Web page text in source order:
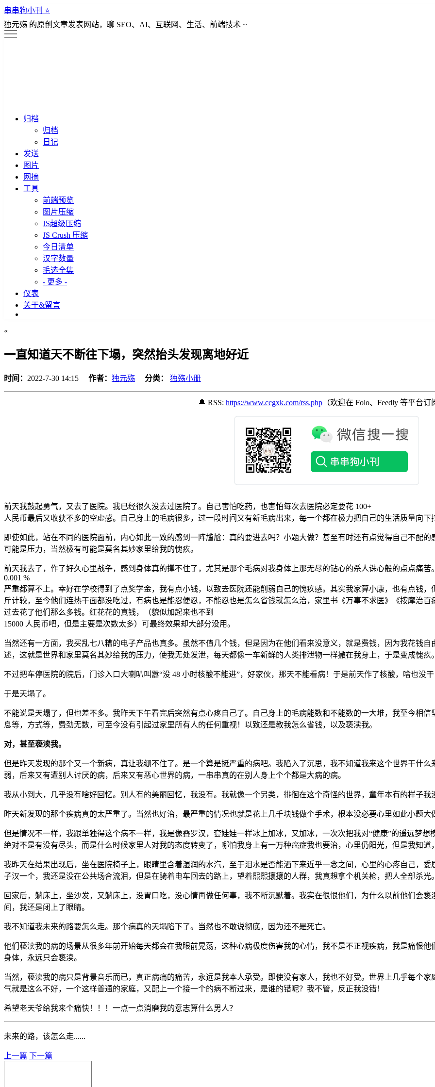
串串狗小刊 ⭐️
独元殇 的原创文章发表网站，聊 SEO、AI、互联网、生活、前端技术 ~
归档
归档
日记
发送
图片
网摘
工具
前端预览
图片压缩
JS超级压缩
JS Crush 压缩
今日清单
汉字数量
毛选全集
- 更多 -
仪表
关于&留言
«
一直知道天不断往下塌，突然抬头发现离地好近
时间： 2022-7-30 14:15 作者： 独元殇 分类： 独殇小册
🔔 RSS: https://www.ccgxk.com/rss.php （欢迎在 Folo、Feedly 等平台
前天我鼓起勇气，又去了医院。我已经很久没去过医院了。自己害怕吃药，也害怕每次去医院必定要花 100+
人民币最后又收获不多的空虚感。自己身上的毛病很多，过一段时间又有新毛病出来，每一个都在极力把自己的生活质量向
即使如此，站在不同的医院面前，内心如此一致的感到一阵尴尬：真的要进去吗？小题大做？甚至有时还有点觉得自己不配
可能是压力，当然极有可能是莫名其妙家里给我的愧疚。
前天我去了，作了好久心里战争，感到身体真的撑不住了，尤其是那个毛病对我身体上那无尽的钻心的杀人诛心般的点点痛
0.001 %
严重都算不上。幸好在学校得到了点奖学金，我有点小钱，以致去医院还能削弱自己的愧疚感。其实我家算小康，也有点钱
斤计较，至今他们连热干面都没吃过，有病也是能忍便忍，不能忍也是怎么省钱就怎么治，家里书《万事不求医》《按摩治
过去花了他们那么多钱。红花花的真钱，（貌似加起来也不到
15000 人民币吧，但是主要是次数太多）可最终效果却大部分没用。
当然还有一方面，我买乱七八糟的电子产品也真多。虽然不值几个钱，但是因为在他们看来没意义，就是费钱，因为我花钱
述，这就是世界和家里莫名其妙给我的压力，使我无处发泄，每天都像一车新鲜的人类排泄物一样撒在我身上，于是变成愧疚
不过把车停医院的院后，门诊入口大喇叭叫嚣“没 48 小时核酸不能进”，好家伙，那天不能看病！于是前天作了核酸，啥也没
于是天塌了。
不能说是天塌了，但也差不多。我昨天下午看完后突然有点心疼自己了。自己身上的毛病能数和不能数的一大堆，我至今相
息等，方式等，费劲无数，可至今没有引起过家里所有人的任何重视！以致还是教我怎么省钱，以及亵渎我。
对，甚至亵渎我。
但是昨天发现的那个又一个新病，真让我绷不住了。是一个算是挺严重的病吧。我陷入了沉思，我不知道我来这个世界干什
弱，后来又有遭别人讨厌的病，后来又有恶心世界的病，一串串真的在别人身上个个都是大病的病。
我从小到大，几乎没有啥好回忆。别人有的美丽回忆，我没有。我就像一个另类，徘徊在这个奇怪的世界，童年本有的样子
昨天新发现的那个疾病真的太严重了。当然也好治，最严重的情况也就是花上几千块钱做个手术，根本没必要心里如此小题大
但是情况不一样，我跟单独得这个病不一样，我是像叠罗汉，套娃娃一样冰上加冰，又加冰，一次次把我对“健康”的遥远梦
绝对不是有没有尽头，而是什么时候家里人对我的态度转变了，哪怕我身上有一万种癌症我也要治，心里仍阳光，但是我知
我昨天在结果出现后，坐在医院椅子上，眼睛里含着湿润的水汽，至于泪水是否能洒下来近乎一念之间，心里的心疼自己，
子汉一个，我还是没在公共场合流泪，但是在骑着电车回去的路上，望着熙熙攘攘的人群，我真想拿个机关枪，把人全部杀光
回家后，躺床上，坐沙发，又躺床上，没胃口吃，没心情再做任何事，我不断沉默着。我实在很恨他们，为什么以前他们会
间，我还是闭上了眼睛。
我不知道我未来的路要怎么走。那个病真的天塌陷下了。当然也不敢说彻底，因为还不是死亡。
他们亵渎我的病的场景从很多年前开始每天都会在我眼前晃荡，这种心病极度伤害我的心情，我不是不正视疾病，我是痛恨
身体，永远只会亵渎。
当然，亵渎我的病只是背景音乐而已，真正病痛的痛苦，永远是我本人承受。即使没有家人，我也不好受。世界上几乎每个
气就是这么不好，一个这样普通的家庭，又配上一个接一个的病不断过来，是谁的错呢？我不管，反正我没错！
希望老天爷给我来个痛快！！！一点一点消磨我的意志算什么男人？
未来的路，该怎么走......
上一篇 下一篇